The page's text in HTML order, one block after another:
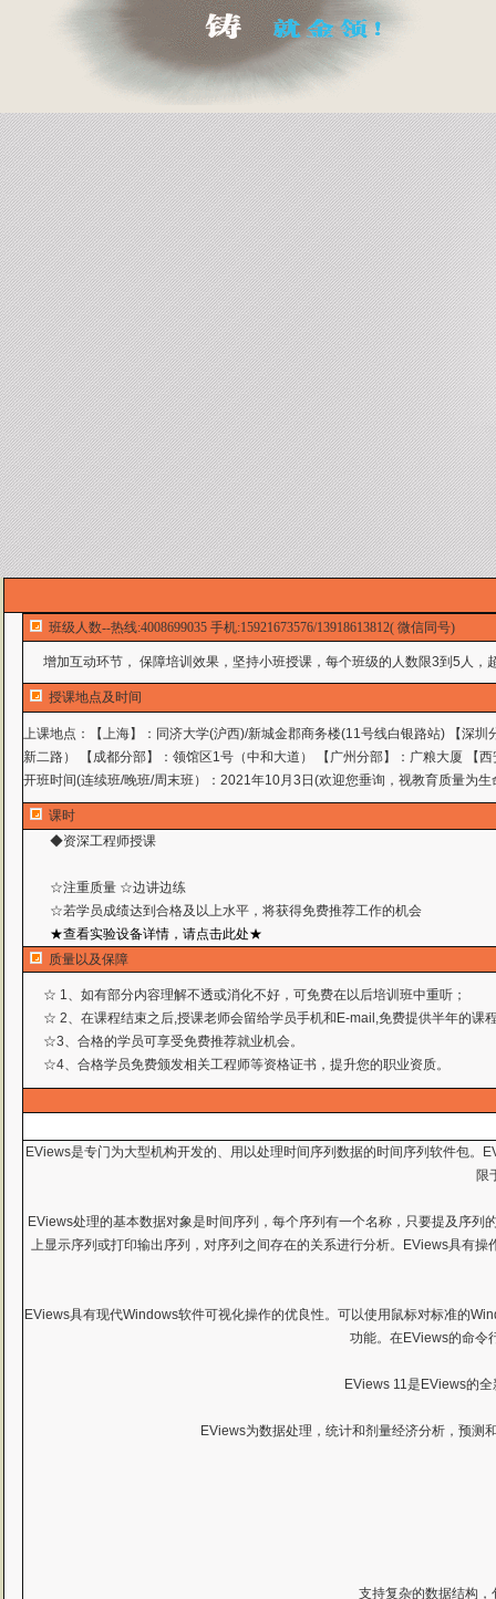
班级人数--热线:4008699035 手机:15921673576/13918613812( 微信同号)
增加互动环节， 保障培训效果，坚持小班授课，每个班级的人数限3到5人，
授课地点及时间
上课地点：
【上海】：同济大学(沪西)/新城金郡商务楼(11号线白银路站) 【深
新二路） 【成都分部】：领馆区1号（中和大道） 【广州分部】：广粮大厦 【
开班时间(连续班/晚班/周末班）：2021年10月3日(欢迎您垂询，视教育质量为生
课时
◆资深工程师授课
☆注重质量 ☆边讲边练
☆若学员成绩达到合格及以上水平，将获得免费推荐工作的机会
★查看实验设备详情，请点击此处★
质量以及保障
☆ 1、如有部分内容理解不透或消化不好，可免费在以后培训班中重听；
☆ 2、在课程结束之后,授课老师会留给学员手机和E-mail,免费提供半年的课
☆3、合格的学员可享受免费推荐就业机会。
☆4、合格学员免费颁发相关工程师等资格证书，提升您的职业资质。
EViews是专门为大型机构开发的、用以处理时间序列数据的时间序列软件包
限
EViews处理的基本数据对象是时间序列，每个序列有一个名称，只要提及序
上显示序列或打印输出序列，对序列之间存在的关系进行分析。EViews具有
EViews具有现代Windows软件可视化操作的优良性。可以使用鼠标对标准的
功能。在EViews的命令
EViews 11是EViews的
EViews为数据处理，统计和剂量经济分析，预测
支持复杂的数据结构